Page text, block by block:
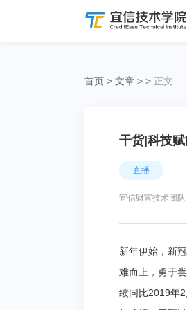
首页 > 文章 > > 正文
干货|科技
直播
宜信财富技术团队
新年伊始，新
难而上，勇于
绩同比2019年